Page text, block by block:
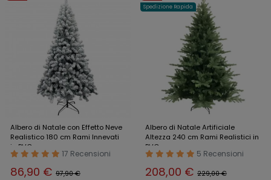
Albero di Natale con Effetto Neve
Realistico 180 cm Rami Innevati
in PVC
17 Recensioni
86,90 € 97,90 €
Spedizione Rapida
Albero di Natale Artificiale
Altezza 240 cm Rami Realistici in
PVC
5 Recensioni
208,00 € 229,00 €